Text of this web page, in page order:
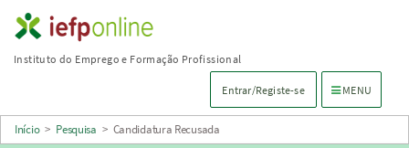
Saltar
para
principal
Instituto do Emprego e Formação Profissional
Entrar/Registe-se Menu de
MENU
Início > Pesquisa > Candidatura Recusada